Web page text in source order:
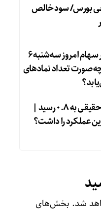
بورس/ سود خالص
پیش‌بینی بازار سهام امروز سه‌شنبه ۶
| در چه صورت تعداد نماد‌های
قدرت خریدار حقیقی به ۰.۸ رسید |
عملکرد را داشت؟
شد. بخش‌های